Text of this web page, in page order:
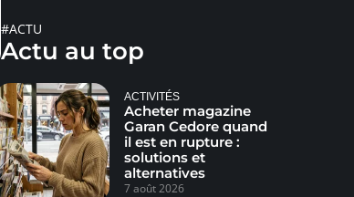
#ACTU
Actu au top
ACTIVITÉS
Acheter magazine
Garan Cedore quand
il est en rupture :
solutions et
alternatives
7 août 2026